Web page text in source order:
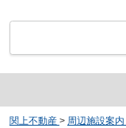
関上不動産 > 周辺施設案内